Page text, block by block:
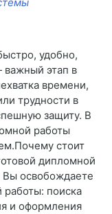
удобно,
этап в
времени,
трудности в
защиту. В
работы
стоит
дипломной
освобождаете
работы: поиска
и оформления